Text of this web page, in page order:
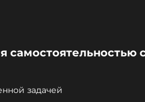
самостоятельностью
задачей